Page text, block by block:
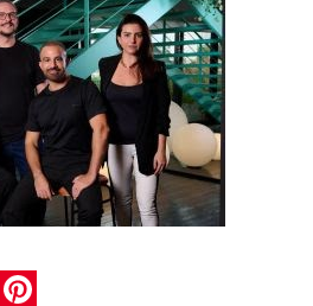
sócio da oito™.